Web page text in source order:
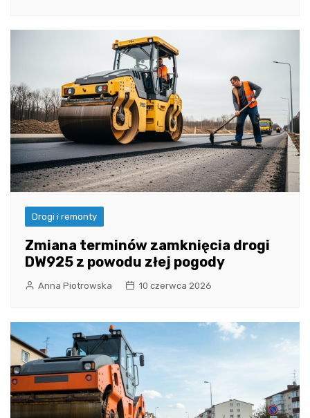
Drogi i remonty
Zmiana terminów zamknięcia drogi
DW925 z powodu złej pogody
Anna Piotrowska 10 czerwca 2026